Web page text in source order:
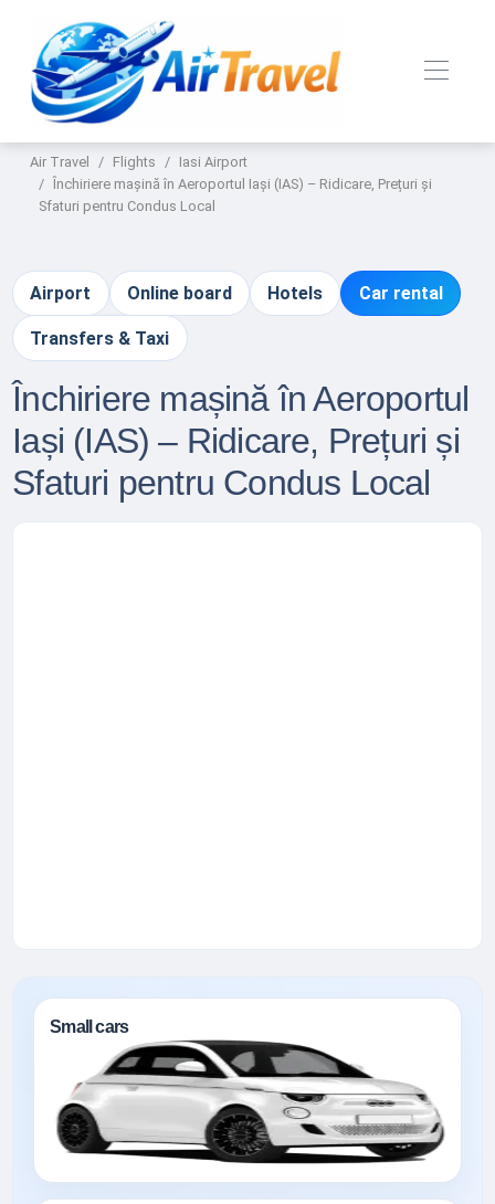
Air Travel Flights
Iasi Airport
Închiriere mașină în Aeroportul Iași (IAS) – Ridicare, Prețuri și
Sfaturi pentru Condus Local
Airport Online board Hotels Car rental
Transfers & Taxi
Închiriere mașină în Aeroportul
Iași (IAS) – Ridicare, Prețuri și
Sfaturi pentru Condus Local
Small cars